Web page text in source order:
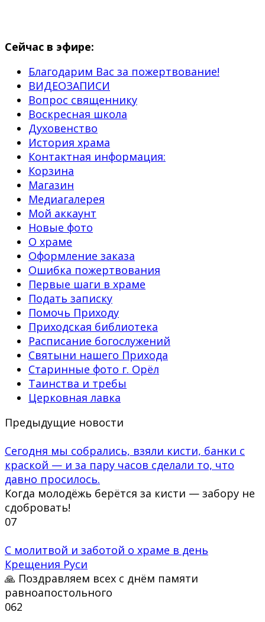
Сейчас в эфире:
Благодарим Вас за пожертвование!
ВИДЕОЗАПИСИ
Вопрос священнику
Воскресная школа
Духовенство
История храма
Контактная информация:
Корзина
Магазин
Медиагалерея
Мой аккаунт
Новые фото
О храме
Оформление заказа
Ошибка пожертвования
Первые шаги в храме
Подать записку
Помочь Приходу
Приходская библиотека
Расписание богослужений
Святыни нашего Прихода
Старинные фото г. Орёл
Таинства и требы
Церковная лавка
Предыдущие новости
Сегодня мы собрались, взяли кисти, банки с
краской — и за пару часов сделали то, что
давно просилось.
Когда молодёжь берётся за кисти — забору не
сдобровать!
07
С молитвой и заботой о храме в день
Крещения Руси
🙏 Поздравляем всех с днём памяти
равноапостольного
062